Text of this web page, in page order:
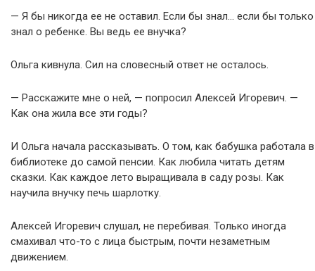
— Я бы никогда ее не оставил. Если бы знал… если бы только
знал о ребенке. Вы ведь ее внучка?
Ольга кивнула. Сил на словесный ответ не осталось.
— Расскажите мне о ней, — попросил Алексей Игоревич. —
Как она жила все эти годы?
И Ольга начала рассказывать. О том, как бабушка работала в
библиотеке до самой пенсии. Как любила читать детям
сказки. Как каждое лето выращивала в саду розы. Как
научила внучку печь шарлотку.
Алексей Игоревич слушал, не перебивая. Только иногда
смахивал что-то с лица быстрым, почти незаметным
движением.